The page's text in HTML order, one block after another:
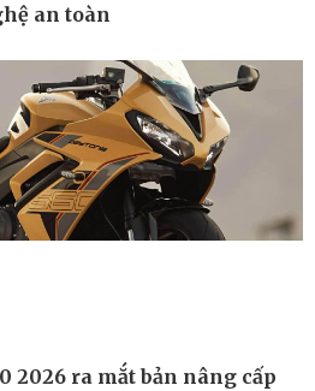
Nhi khoa
Làm đẹp - giảm cân
Phòng mạch online
Ăn sạch sống khỏe
an toàn
2026 ra mắt bản nâng cấp